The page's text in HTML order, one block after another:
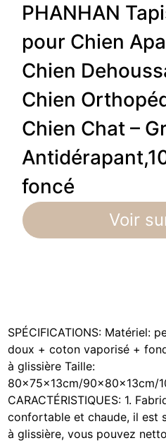
PHANHAN
pour Chien
Chien
Chien
Chien Chat –
foncé
Voir
SPÉCIFICATIONS: Matériel:
doux + coton vaporisé +
à glissière Taille:
80x75x13cm/90x80x13cm/
CARACTÉRISTIQUES: 1.
confortable et chaude, il est
à glissière, vous pouvez